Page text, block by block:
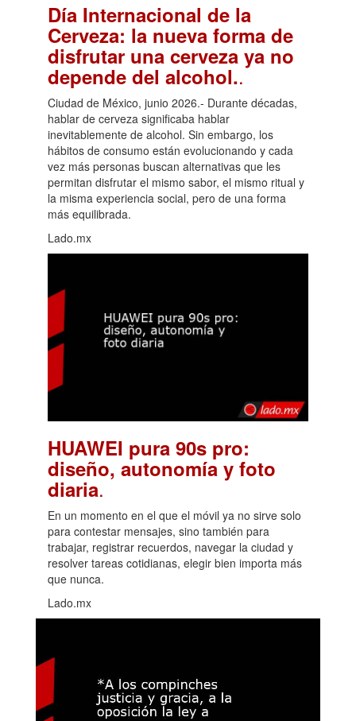
Día Internacional de la
Cerveza: la nueva forma de
disfrutar una cerveza ya no
depende del alcohol..
Ciudad de México, junio 2026.- Durante décadas,
hablar de cerveza significaba hablar
inevitablemente de alcohol. Sin embargo, los
hábitos de consumo están evolucionando y cada
vez más personas buscan alternativas que les
permitan disfrutar el mismo sabor, el mismo ritual y
la misma experiencia social, pero de una forma
más equilibrada.
Lado.mx
HUAWEI pura 90s pro:
diseño, autonomía y foto
diaria.
En un momento en el que el móvil ya no sirve solo
para contestar mensajes, sino también para
trabajar, registrar recuerdos, navegar la ciudad y
resolver tareas cotidianas, elegir bien importa más
que nunca.
Lado.mx